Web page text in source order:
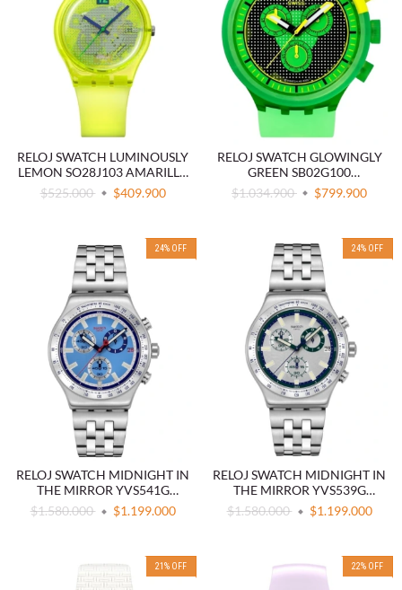
RELOJ SWATCH LUMINOUSLY
LEMON SO28J103 AMARILLO
TRANSPARENTE
$525.000 $409.900
RELOJ SWATCH GLOWINGLY
GREEN SB02G100
CRONÓGRAFO VERDE
$1.034.900 $799.900
24% OFF
RELOJ SWATCH MIDNIGHT IN
THE MIRROR YVS541G
CRONÓGRAFO AZUL
$1.580.000 $1.199.000
24% OFF
RELOJ SWATCH MIDNIGHT IN
THE MIRROR YVS539G
CRONÓGRAFO ACERO
$1.580.000 $1.199.000
21 % OFF 22% OFF